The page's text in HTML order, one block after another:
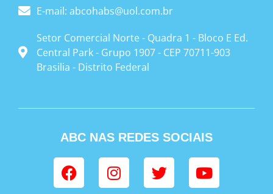
E-mail: abcohabs@uol.com.br
Setor Comercial Norte - Quadra 1 - Bloco E Ed.
Central Park - Grupo 1907 - CEP 70711-903
Brasilia - Distrito Federal
ABC NAS REDES SOCIAIS